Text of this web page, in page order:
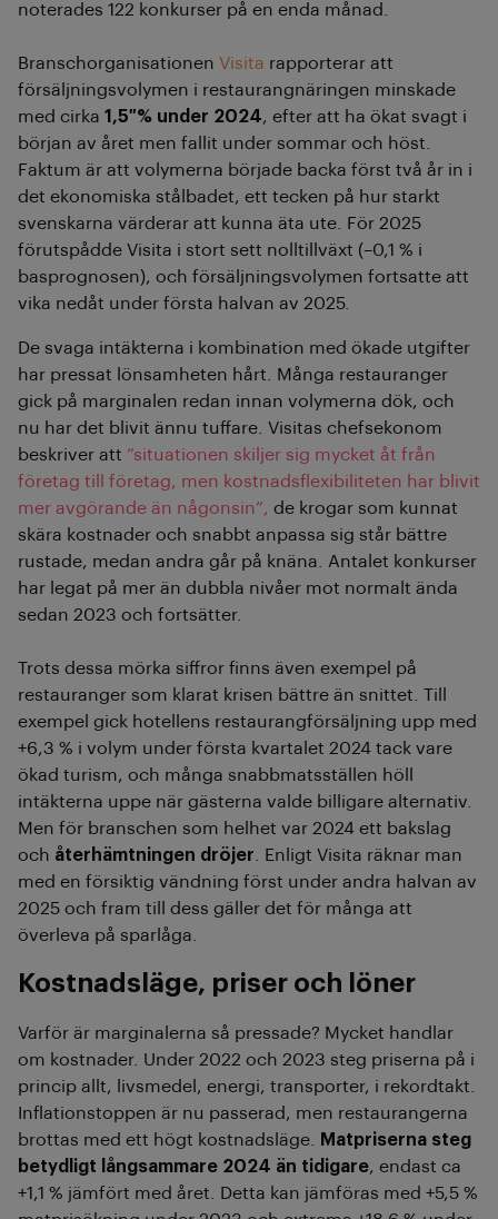
noterades 122 konkurser på en enda månad.
Branschorganisationen Visita rapporterar att
försäljningsvolymen i restaurangnäringen minskade
med cirka 1,5 % under 2024, efter att ha ökat svagt i
början av året men fallit under sommar och höst.
Faktum är att volymerna började backa först två år in i
det ekonomiska stålbadet, ett tecken på hur starkt
svenskarna värderar att kunna äta ute. För 2025
förutspådde Visita i stort sett nolltillväxt (–0,1 % i
basprognosen), och försäljningsvolymen fortsatte att
vika nedåt under första halvan av 2025.
De svaga intäkterna i kombination med ökade utgifter
har pressat lönsamheten hårt. Många restauranger
gick på marginalen redan innan volymerna dök, och
nu har det blivit ännu tuffare. Visitas chefsekonom
beskriver att ”situationen skiljer sig mycket åt från
företag till företag, men kostnadsflexibiliteten har blivit
mer avgörande än någonsin”, de krogar som kunnat
skära kostnader och snabbt anpassa sig står bättre
rustade, medan andra går på knäna. Antalet konkurser
har legat på mer än dubbla nivåer mot normalt ända
sedan 2023 och fortsätter.
Trots dessa mörka siffror finns även exempel på
restauranger som klarat krisen bättre än snittet. Till
exempel gick hotellens restaurangförsäljning upp med
+6,3 % i volym under första kvartalet 2024 tack vare
ökad turism, och många snabbmatsställen höll
intäkterna uppe när gästerna valde billigare alternativ.
Men för branschen som helhet var 2024 ett bakslag
och återhämtningen dröjer . Enligt Visita räknar man
med en försiktig vändning först under andra halvan av
2025 och fram till dess gäller det för många att
överleva på sparlåga.
Kostnadsläge, priser och löner
Varför är marginalerna så pressade? Mycket handlar
om kostnader. Under 2022 och 2023 steg priserna på i
princip allt, livsmedel, energi, transporter, i rekordtakt.
Inflationstoppen är nu passerad, men restaurangerna
brottas med ett högt kostnadsläge.
Matpriserna steg
betydligt långsammare 2024 än tidigare, endast ca
+1,1 % jämfört med året. Detta kan jämföras med +5,5 %